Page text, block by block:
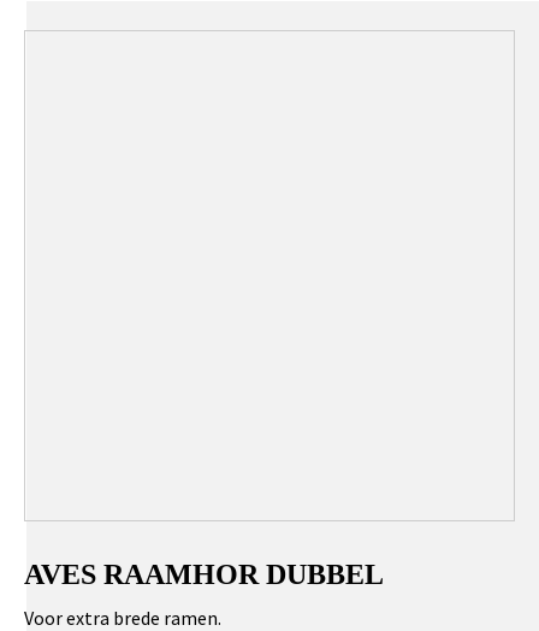
AVES RAAMHOR DUBBEL
Voor extra brede ramen.